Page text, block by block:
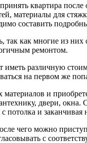
квартира
материалы для
составить
так как многие из
ремонтом.
различную
на первом же
и
двери,
потолка и
чего можно
с